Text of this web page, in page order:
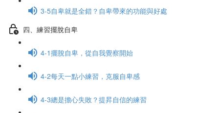
3-5自卑就是全錯？自卑帶來的功能與好處
四、練習擺脫自卑
4-1擺脫自卑，從自我覺察開始
4-2每天一點小練習，克服自卑感
4-3總是擔心失敗？提昇自信的練習